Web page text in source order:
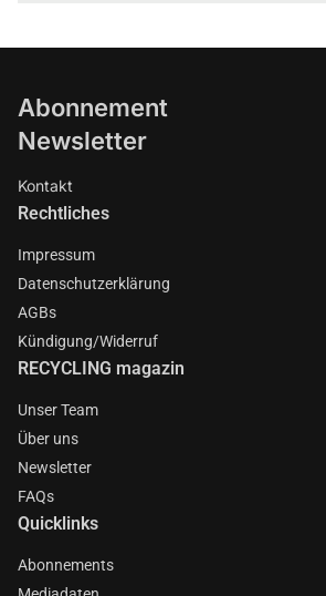
Abonnement
Newsletter
Kontakt
Rechtliches
Impressum
Datenschutzerklärung
AGBs
Kündigung/Widerruf
RECYCLING magazin
Unser Team
Über uns
Newsletter
FAQs
Quicklinks
Abonnements